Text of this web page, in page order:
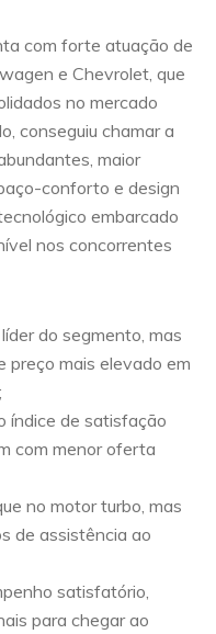
com forte atuação de
e Chevrolet, que
no mercado
conseguiu chamar a
maior
conforto e design
embarcado
nos concorrentes
do segmento, mas
preço mais elevado em
índice de satisfação
com menor oferta
no motor turbo, mas
de assistência ao
satisfatório,
para chegar ao